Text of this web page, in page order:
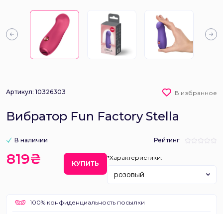
Артикул: 10326303 В избранное
Вибратор Fun Factory Stella
В наличии Рейтинг
819₴ КУПИТЬ
*Характеристики:
розовый
100% конфиденциальность посылки